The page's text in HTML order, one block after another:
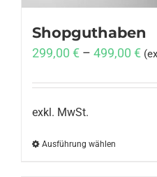
Shopguthaben
299,00 € – 499,00 €
exkl. MwSt.
Ausführung wählen